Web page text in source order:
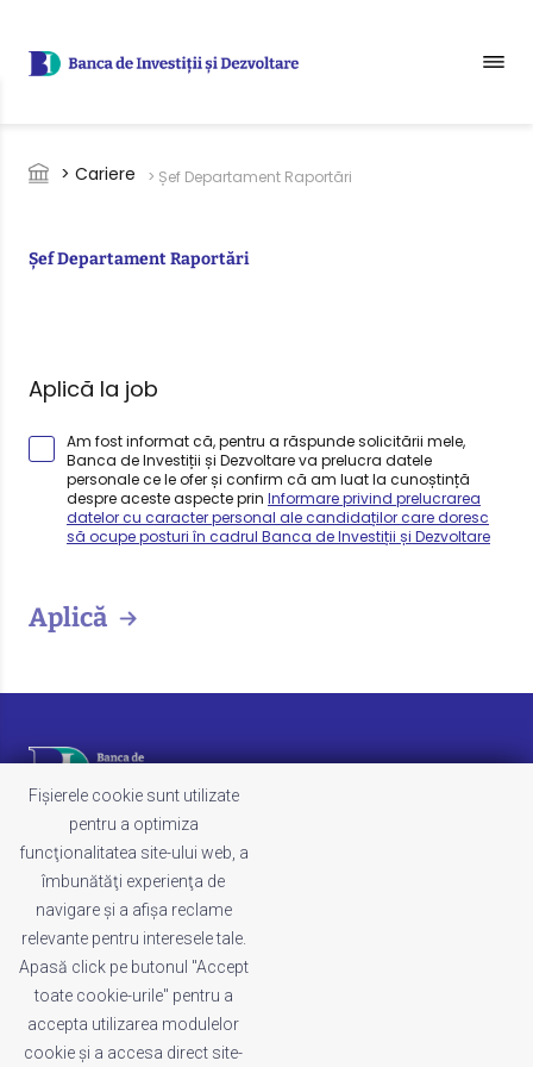
Breadcrumb
> Cariere > Șef Departament Raportări
Șef Departament Raportări
Aplică la job
Am fost informat că, pentru a răspunde solicitării mele,
Banca de Investiții și Dezvoltare va prelucra datele
personale ce le ofer și confirm că am luat la cunoștință
despre aceste aspecte prin Informare privind prelucrarea
datelor cu caracter personal ale candidaților care doresc
să ocupe posturi în cadrul Banca de Investiții și Dezvoltare
Aplică
LEGAL
Termeni și condiții
Politica de cookies
Politica de confidențialitate
Whistleblowing
Reclamații
Fișierele cookie sunt utilizate
pentru a optimiza
funcţionalitatea site-ului web, a
îmbunătăţi experienţa de
navigare şi a afişa reclame
relevante pentru interesele tale.
Apasă click pe butonul "Accept
toate cookie-urile" pentru a
accepta utilizarea modulelor
cookie şi a accesa direct site-